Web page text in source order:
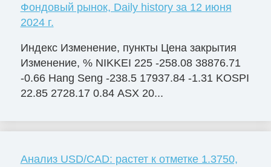
Фондовый рынок, Daily history за 12 июня
2024 г.
Индекс Изменение, пункты Цена закрытия
Изменение, % NIKKEI 225 -258.08 38876.71
-0.66 Hang Seng -238.5 17937.84 -1.31 KOSPI
22.85 2728.17 0.84 ASX 20...
Анализ USD/CAD: растет к отметке 1.3750,